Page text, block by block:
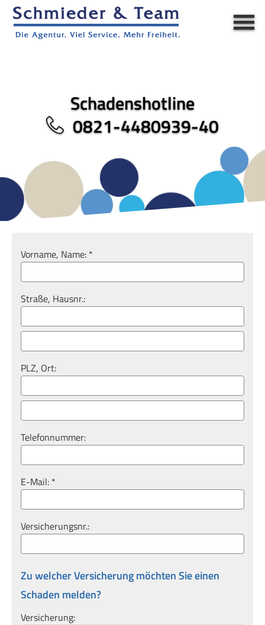
Schadenshotline
0821-4480939-40
Vorname, Name: *
Straße, Hausnr.:
PLZ, Ort:
Telefonnummer:
E-Mail: *
Versicherungsnr.:
Zu welcher Versicherung möchten Sie einen
Schaden melden?
Versicherung: